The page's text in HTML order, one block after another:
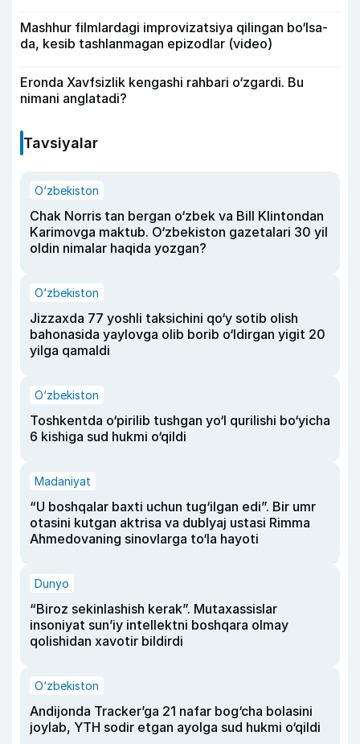
Mashhur filmlardagi improvizatsiya qilingan bo‘lsa-
da, kesib tashlanmagan epizodlar (video)
Eronda Xavfsizlik kengashi rahbari o‘zgardi. Bu
nimani anglatadi?
Tavsiyalar
O‘zbekiston
Chak Norris tan bergan o‘zbek va Bill Klintondan
Karimovga maktub. O‘zbekiston gazetalari 30 yil
oldin nimalar haqida yozgan?
O‘zbekiston
Jizzaxda 77 yoshli taksichini qo‘y sotib olish
bahonasida yaylovga olib borib o‘ldirgan yigit 20
yilga qamaldi
O‘zbekiston
Toshkentda o‘pirilib tushgan yo‘l qurilishi bo‘yicha
6 kishiga sud hukmi o‘qildi
Madaniyat
“U boshqalar baxti uchun tug‘ilgan edi”. Bir umr
otasini kutgan aktrisa va dublyaj ustasi Rimma
Ahmedovaning sinovlarga to‘la hayoti
Dunyo
“Biroz sekinlashish kerak”. Mutaxassislar
insoniyat sun’iy intellektni boshqara olmay
qolishidan xavotir bildirdi
O‘zbekiston
Andijonda Tracker’ga 21 nafar bog‘cha bolasini
joylab, YTH sodir etgan ayolga sud hukmi o‘qildi